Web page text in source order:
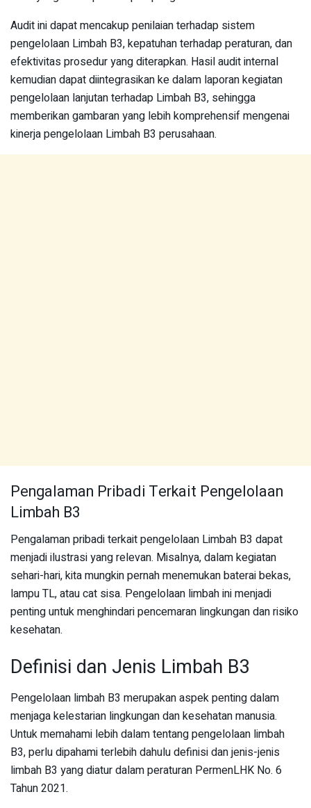
Audit ini dapat mencakup penilaian terhadap sistem
pengelolaan Limbah B3, kepatuhan terhadap peraturan, dan
efektivitas prosedur yang diterapkan. Hasil audit internal
kemudian dapat diintegrasikan ke dalam laporan kegiatan
pengelolaan lanjutan terhadap Limbah B3, sehingga
memberikan gambaran yang lebih komprehensif mengenai
kinerja pengelolaan Limbah B3 perusahaan.
Pengalaman Pribadi Terkait Pengelolaan
Limbah B3
Pengalaman pribadi terkait pengelolaan Limbah B3 dapat
menjadi ilustrasi yang relevan. Misalnya, dalam kegiatan
sehari-hari, kita mungkin pernah menemukan baterai bekas,
lampu TL, atau cat sisa. Pengelolaan limbah ini menjadi
penting untuk menghindari pencemaran lingkungan dan risiko
kesehatan.
Definisi dan Jenis Limbah B3
Pengelolaan limbah B3 merupakan aspek penting dalam
menjaga kelestarian lingkungan dan kesehatan manusia.
Untuk memahami lebih dalam tentang pengelolaan limbah
B3, perlu dipahami terlebih dahulu definisi dan jenis-jenis
limbah B3 yang diatur dalam peraturan PermenLHK No. 6
Tahun 2021.